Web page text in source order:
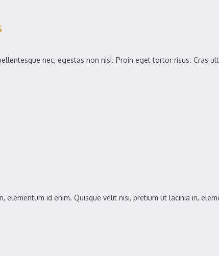
nec, egestas non nisi. Proin eget tortor risus. Cras
elementum id enim. Quisque velit nisi, pretium ut lacinia in,